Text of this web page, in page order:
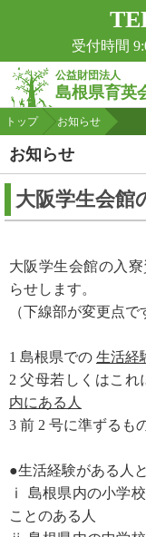
受付時間
公益財団法人
島根県育英
トップ お知らせ
お知らせ
大阪学生会館
大阪学生会館の入
らせします。
（下線部が変更点で
1 島根県での 生活経
2 父母若しくはこれ
内にある人
3 前 2 号に準ずるも
●生活経験がある人
ⅰ 島根県内の小学
ことのある人